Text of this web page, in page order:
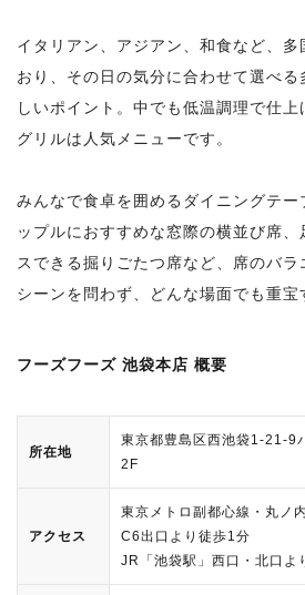
イタリアン、アジアン、和食など、
おり、その日の気分に合わせて選べ
しいポイント。中でも低温調理で仕
グリルは人気メニューです。
みんなで食卓を囲めるダイニングテー
ップルにおすすめな窓際の横並び席、
スできる掘りごたつ席など、席のバ
シーンを問わず、どんな場面でも重宝
フーズフーズ 池袋本店 概要
所在地
東京都豊島区西池袋1-21-9
2F
アクセス
東京メトロ副都心線・丸ノ
C6出口より徒歩1分
JR「池袋駅」西口・北口よ